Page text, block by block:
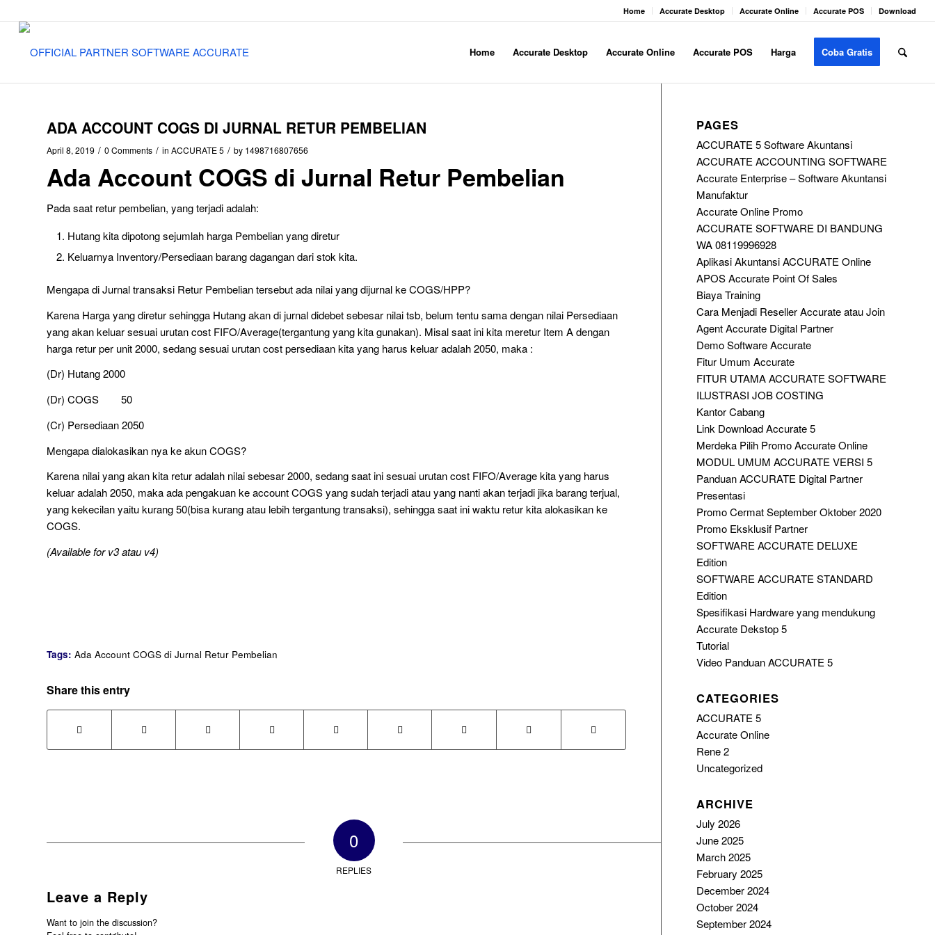
Home Accurate Desktop Accurate Online Accurate POS Download
Home Accurate Desktop Accurate Online Accurate POS Harga Coba Gratis
ADA ACCOUNT COGS DI JURNAL RETUR PEMBELIAN
April 8, 2019 / 0 Comments / in ACCURATE 5 / by 1498716807656
Ada Account COGS di Jurnal Retur Pembelian
Pada saat retur pembelian, yang terjadi adalah:
Hutang kita dipotong sejumlah harga Pembelian yang diretur
Keluarnya Inventory/Persediaan barang dagangan dari stok kita.
Mengapa di Jurnal transaksi Retur Pembelian tersebut ada nilai yang dijurnal ke COGS/HPP?
Karena Harga yang diretur sehingga Hutang akan di jurnal didebet sebesar nilai tsb, belum tentu sama dengan nilai Persediaan
yang akan keluar sesuai urutan cost FIFO/Average(tergantung yang kita gunakan). Misal saat ini kita meretur Item A dengan
harga retur per unit 2000, sedang sesuai urutan cost persediaan kita yang harus keluar adalah 2050, maka :
(Dr) Hutang 2000
(Dr) COGS 50
(Cr) Persediaan 2050
Mengapa dialokasikan nya ke akun COGS?
Karena nilai yang akan kita retur adalah nilai sebesar 2000, sedang saat ini sesuai urutan cost FIFO/Average kita yang harus
keluar adalah 2050, maka ada pengakuan ke account COGS yang sudah terjadi atau yang nanti akan terjadi jika barang terjual,
yang kekecilan yaitu kurang 50(bisa kurang atau lebih tergantung transaksi), sehingga saat ini waktu retur kita alokasikan ke
COGS.
(Available for v3 atau v4)
Tags: Ada Account COGS di Jurnal Retur Pembelian
Share this entry
0
REPLIES
Leave a Reply
Want to join the discussion?
PAGES
ACCURATE 5 Software Akuntansi
ACCURATE ACCOUNTING SOFTWARE
Accurate Enterprise – Software Akuntansi
Manufaktur
Accurate Online Promo
ACCURATE SOFTWARE DI BANDUNG
WA 08119996928
Aplikasi Akuntansi ACCURATE Online
APOS Accurate Point Of Sales
Biaya Training
Cara Menjadi Reseller Accurate atau Join
Agent Accurate Digital Partner
Demo Software Accurate
Fitur Umum Accurate
FITUR UTAMA ACCURATE SOFTWARE
ILUSTRASI JOB COSTING
Kantor Cabang
Link Download Accurate 5
Merdeka Pilih Promo Accurate Online
MODUL UMUM ACCURATE VERSI 5
Panduan ACCURATE Digital Partner
Presentasi
Promo Cermat September Oktober 2020
Promo Eksklusif Partner
SOFTWARE ACCURATE DELUXE
Edition
SOFTWARE ACCURATE STANDARD
Edition
Spesifikasi Hardware yang mendukung
Accurate Dekstop 5
Tutorial
Video Panduan ACCURATE 5
CATEGORIES
ACCURATE 5
Accurate Online
Rene 2
Uncategorized
ARCHIVE
July 2026
June 2025
March 2025
February 2025
December 2024
October 2024
September 2024